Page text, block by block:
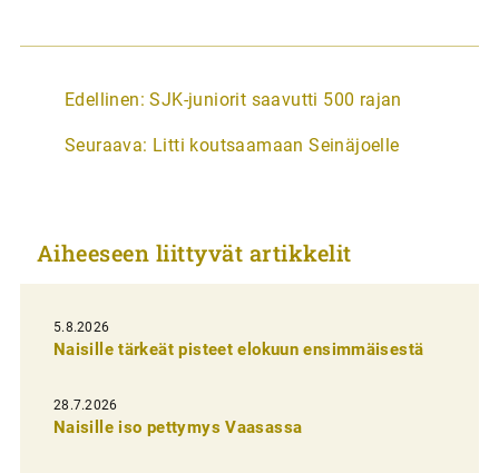
A
t
k
e
l
i
e
n
Edellinen: SJK-juniorit saavutti 500 rajan
Seuraava: Litti koutsaamaan Seinäjoelle
Aiheeseen liittyvät artikkelit
5.8.2026
Naisille tärkeät pisteet elokuun ensimmäisestä
28.7.2026
Naisille iso pettymys Vaasassa